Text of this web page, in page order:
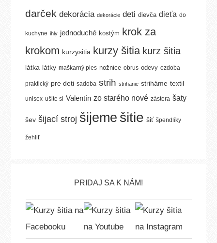
darček dekorácia dekorácie deti dievča dieťa do
kuchyne ihly jednoduché kostým krok za
krokom kurzysitia kurzy šitia kurz šitia
látka látky maškarný ples nožnice obrus odevy ozdoba
praktický pre deti sadoba strih strihanie striháme textil
unisex ušite si Valentín zo starého nové zástera šaty
šev šijací stroj šijeme šitie šiť špendlíky
žehliť
PRIDAJ SA K NÁM!